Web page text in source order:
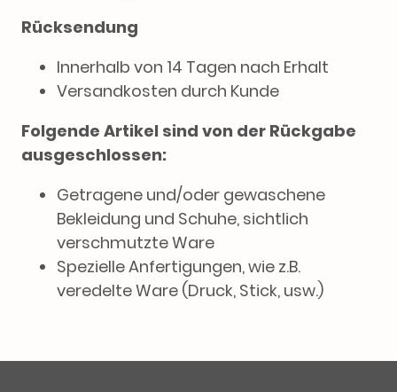
Rücksendung
Innerhalb von 14 Tagen nach Erhalt
Versandkosten durch Kunde
Folgende Artikel sind von der Rückgabe
ausgeschlossen:
Getragene und/oder gewaschene
Bekleidung und Schuhe, sichtlich
verschmutzte Ware
Spezielle Anfertigungen, wie z.B.
veredelte Ware (Druck, Stick, usw.)